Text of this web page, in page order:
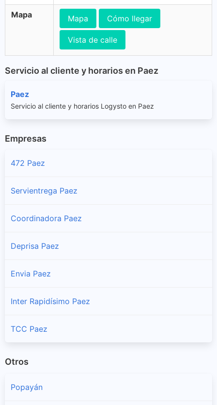
Mapa Mapa Cómo llegar
Vista de calle
Servicio al cliente y horarios en Paez
Paez
Servicio al cliente y horarios Logysto en Paez
Empresas
472 Paez
Servientrega Paez
Coordinadora Paez
Deprisa Paez
Envia Paez
Inter Rapidísimo Paez
TCC Paez
Otros
Popayán